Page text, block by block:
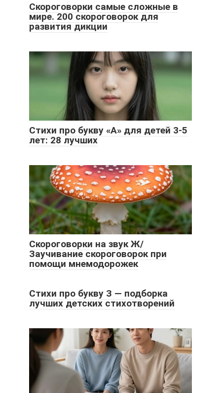
Скороговорки самые сложные в
мире. 200 скороговорок для
развития дикции
Стихи про букву «А» для детей 3-5
лет: 28 лучших
Скороговорки на звук Ж/
Заучивание скороговорок при
помощи мнемодорожек
Стихи про букву З — подборка
лучших детских стихотворений